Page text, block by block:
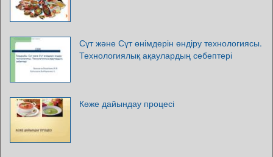
Сүт және Сүт өнімдерін өндіру технологиясы.
Технологиялық ақаулардың себептері
Көже дайындау процесі